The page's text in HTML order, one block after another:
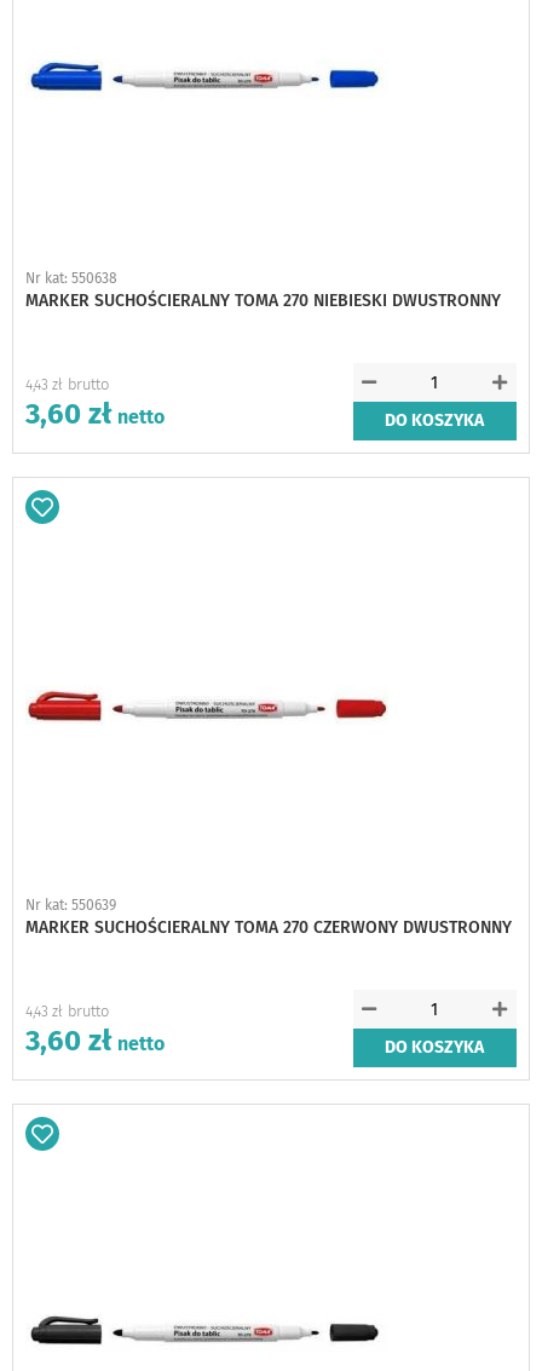
Nr kat: 550638
MARKER SUCHOŚCIERALNY TOMA 270 NIEBIESKI DWUSTRONNY
4,43 zł
3,60 zł DO KOSZYKA
Dodaj
Nr kat: 550639
MARKER SUCHOŚCIERALNY TOMA 270 CZERWONY DWUSTRONNY
4,43 zł
3,60 zł DO KOSZYKA
Dodaj